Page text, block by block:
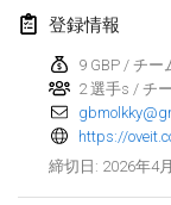
登録情報
9 GBP / チー
2 選手s / チ
https://
締切日 : 2026年4
Indoor
2026年2月7日
Lazala
2026年2月7日